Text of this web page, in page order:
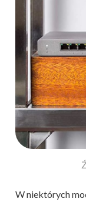
W niektórych